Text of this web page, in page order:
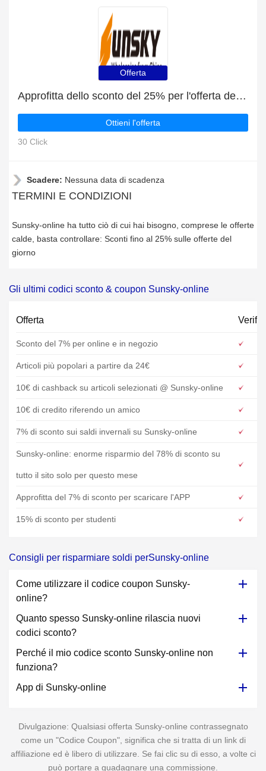
Offerta
Approfitta dello sconto del 25% per l'offerta del giorno di Sunsky-online
Ottieni l'offerta
30 Click
Scadere: Nessuna data di scadenza
TERMINI E CONDIZIONI
Sunsky-online ha tutto ciò di cui hai bisogno, comprese le offerte
calde, basta controllare: Sconti fino al 25% sulle offerte del
giorno
Gli ultimi codici sconto & coupon Sunsky-online
Offerta
Sconto del 7% per online e in negozio
Articoli più popolari a partire da 24€
10€ di cashback su articoli selezionati @ Sunsky-online
10€ di credito riferendo un amico
7% di sconto sui saldi invernali su Sunsky-online
Sunsky-online: enorme risparmio del 78% di sconto su
tutto il sito solo per questo mese
Approfitta del 7% di sconto per scaricare l'APP
15% di sconto per studenti
Consigli per risparmiare soldi perSunsky-online
Come utilizzare il codice coupon Sunsky-
online?
Quanto spesso Sunsky-online rilascia nuovi
codici sconto?
Perché il mio codice sconto Sunsky-online non
funziona?
App di Sunsky-online
Divulgazione: Qualsiasi offerta Sunsky-online contrassegnato
come un "Codice Coupon", significa che si tratta di un link di
affiliazione ed è libero di utilizzare. Se fai clic su di esso, a volte ci
può portare a guadagnare una commissione.